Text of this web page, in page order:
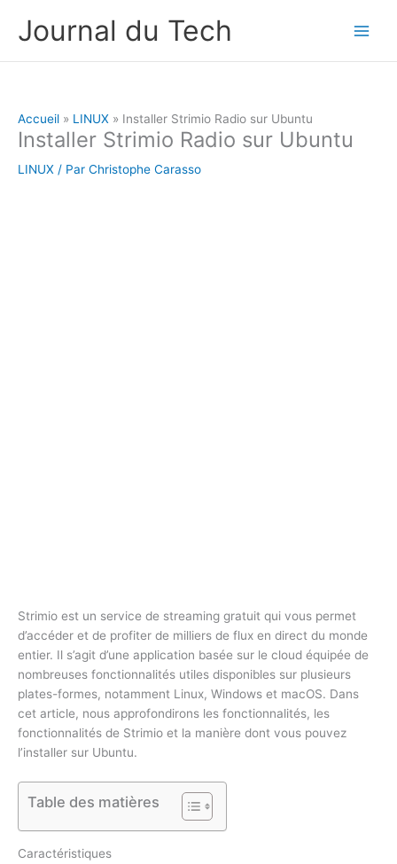
Journal du Tech
Accueil LINUX Installer Strimio Radio sur Ubuntu
Installer Strimio Radio sur Ubuntu
LINUX / Par Christophe Carasso
Strimio est un service de streaming gratuit qui vous permet
d’accéder et de profiter de milliers de flux en direct du monde
entier. Il s’agit d’une application basée sur le cloud équipée de
nombreuses fonctionnalités utiles disponibles sur plusieurs
plates-formes, notamment Linux, Windows et macOS. Dans
cet article, nous approfondirons les fonctionnalités, les
fonctionnalités de Strimio et la manière dont vous pouvez
l’installer sur Ubuntu.
Table des matières
Caractéristiques